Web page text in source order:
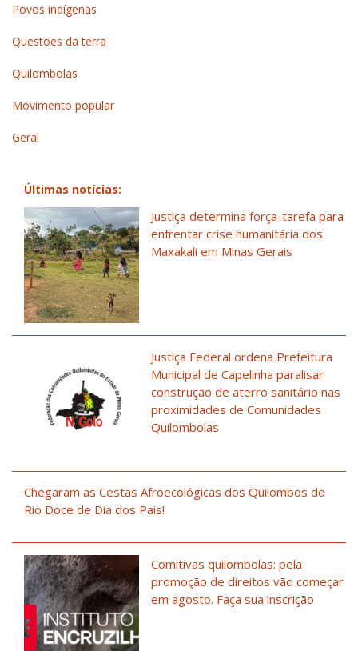
Povos indígenas
Questões da terra
Quilombolas
Movimento popular
Geral
Últimas notícias:
Justiça determina força-tarefa para
enfrentar crise humanitária dos
Maxakali em Minas Gerais
Justiça Federal ordena Prefeitura
Municipal de Capelinha paralisar
construção de aterro sanitário nas
proximidades de Comunidades
Quilombolas
Chegaram as Cestas Afroecológicas dos Quilombos do
Rio Doce de Dia dos Pais!
Comitivas quilombolas: pela
promoção de direitos vão começar
em agosto. Faça sua inscrição